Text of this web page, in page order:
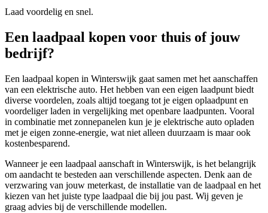
Laad voordelig en snel.
Een laadpaal kopen voor thuis of jouw
bedrijf?
Een laadpaal kopen in Winterswijk gaat samen met het aanschaffen
van een elektrische auto. Het hebben van een eigen laadpunt biedt
diverse voordelen, zoals altijd toegang tot je eigen oplaadpunt en
voordeliger laden in vergelijking met openbare laadpunten. Vooral
in combinatie met zonnepanelen kun je je elektrische auto opladen
met je eigen zonne-energie, wat niet alleen duurzaam is maar ook
kostenbesparend.
Wanneer je een laadpaal aanschaft in Winterswijk, is het belangrijk
om aandacht te besteden aan verschillende aspecten. Denk aan de
verzwaring van jouw meterkast, de installatie van de laadpaal en het
kiezen van het juiste type laadpaal die bij jou past. Wij geven je
graag advies bij de verschillende modellen.